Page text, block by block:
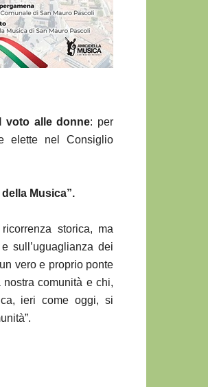
voto alle donne: per
elette nel Consiglio
Musica”.
storica, ma
sull’uguaglianza dei
vero e proprio ponte
comunità e chi,
ieri come oggi, si